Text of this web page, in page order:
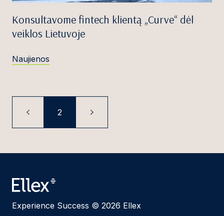
Konsultavome fintech klientą „Curve“ dėl
veiklos Lietuvoje
Naujienos
2
Experience Success © 2026 Ellex